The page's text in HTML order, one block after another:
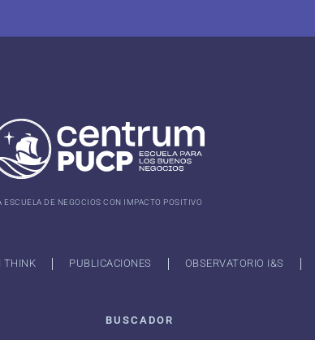
ESCUELA DE NEGOCIOS CON IMPACTO POSITIVO
THINK PUBLICACIONES OBSERVATORIO I&S
BUSCADOR